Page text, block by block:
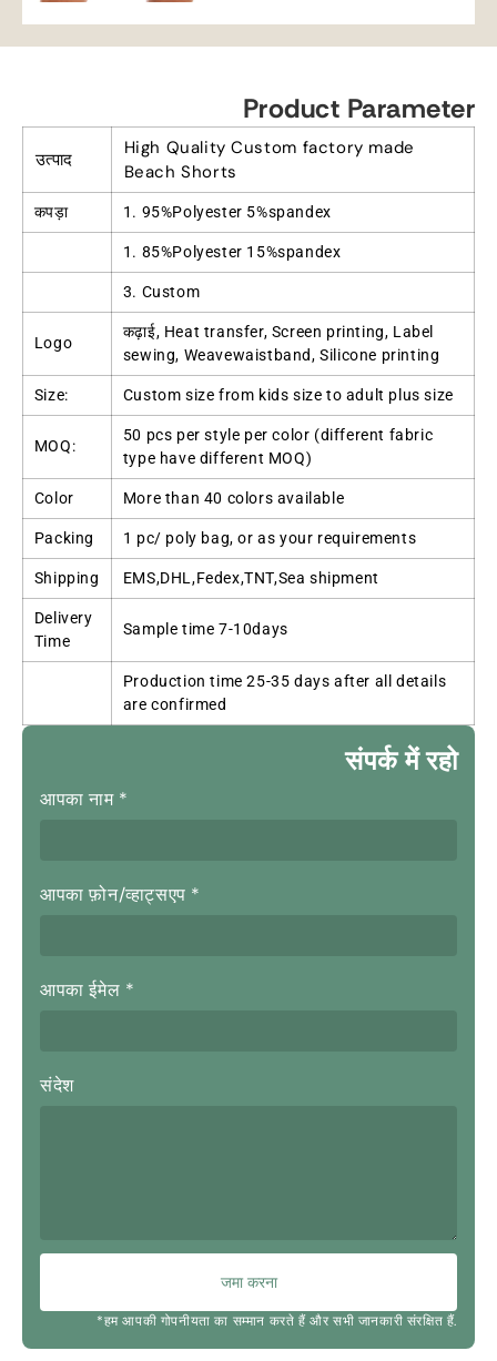
Product Parameter
उत्पाद
High Quality Custom factory made
Beach Shorts
कपड़ा 1. 95%Polyester 5%spandex
1. 85%Polyester 15%spandex
3. Custom
Logo
कढ़ाई, Heat transfer, Screen printing, Label
sewing, Weavewaistband,Silicone printing
Size: Custom size from kids size to adult plus size
MOQ:
50 pcs per style per color (different fabric
type have different MOQ)
Color More than 40 colors available
Packing 1 pc/ poly bag,or as your requirements
Shipping EMS,DHL,Fedex,TNT,Sea shipment
Delivery
Time
Sample time 7-10days
Production time 25-35 days after all details
are confirmed
संपर्क में रहो
आपका नाम *
आपका फ़ोन/व्हाट्सएप *
आपका ईमेल *
संदेश
जमा करना
*हम आपकी गोपनीयता का सम्मान करते हैं और सभी जानकारी संरक्षित हैं.